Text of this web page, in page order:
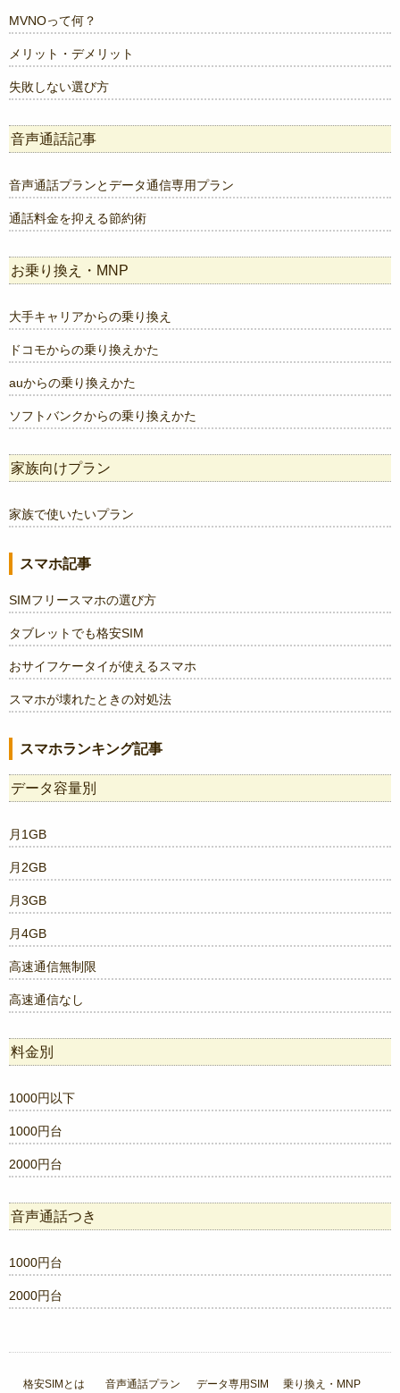
MVNOって何？
メリット・デメリット
失敗しない選び方
音声通話記事
音声通話プランとデータ通信専用プラン
通話料金を抑える節約術
お乗り換え・MNP
大手キャリアからの乗り換え
ドコモからの乗り換えかた
auからの乗り換えかた
ソフトバンクからの乗り換えかた
家族向けプラン
家族で使いたいプラン
スマホ記事
SIMフリースマホの選び方
タブレットでも格安SIM
おサイフケータイが使えるスマホ
スマホが壊れたときの対処法
スマホランキング記事
データ容量別
月1GB
月2GB
月3GB
月4GB
高速通信無制限
高速通信なし
料金別
1000円以下
1000円台
2000円台
音声通話つき
1000円台
2000円台
格安SIMとは 音声通話プラン データ専用SIM 乗り換え・MNP